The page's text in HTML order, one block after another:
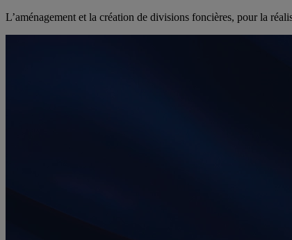
L’aménagement et la création de divisions foncières, pour la